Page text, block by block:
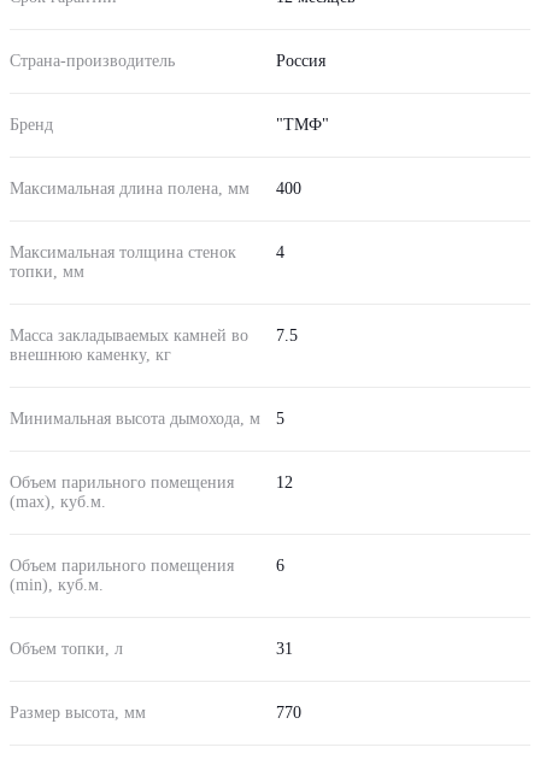
Страна-производитель Россия
Бренд "ТМФ"
Максимальная длина полена, мм 400
Максимальная толщина стенок
топки, мм
4
Масса закладываемых камней во
внешнюю каменку, кг
7.5
Минимальная высота дымохода, м 5
Объем парильного помещения
(max), куб.м.
12
Объем парильного помещения
(min), куб.м.
6
Объем топки, л 31
Размер высота, мм 770